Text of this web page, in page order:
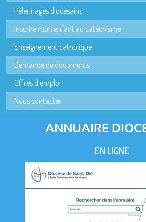
Pèlerinages diocésains
Inscrire mon enfant au catéchisme
Enseignement catholique
Demande de documents
Offres d'emploi
Nous contacter
ANNUAIRE
EN LIGNE